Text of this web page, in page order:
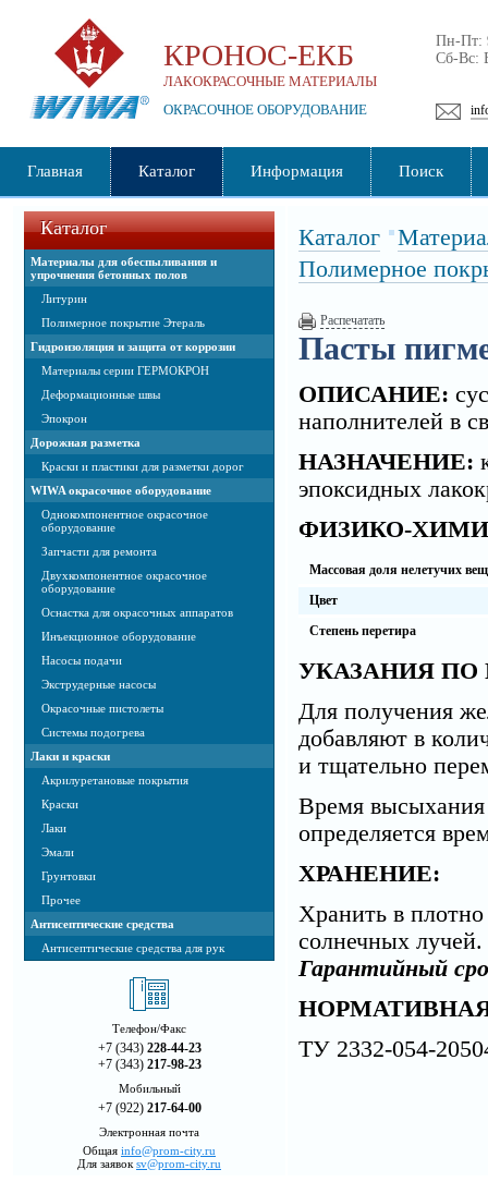
КРОНОС-ЕКБ
ЛАКОКРАСОЧНЫЕ МАТЕРИАЛЫ
ОКРАСОЧНОЕ ОБОРУДОВАНИЕ
Пн-Пт:
Сб-Вс:
Главная Каталог Информация Поиск
Каталог
Материалы для обеспыливания и
упрочнения бетонных полов
Литурин
Полимерное покрытие Этераль
Гидроизоляция и защита от коррозии
Материалы серии ГЕРМОКРОН
Деформационные швы
Эпокрон
Дорожная разметка
Краски и пластики для разметки дорог
WIWA окрасочное оборудование
Однокомпонентное окрасочное
оборудование
Запчасти для ремонта
Двухкомпонентное окрасочное
оборудование
Оснастка для окрасочных аппаратов
Инъекционное оборудование
Насосы подачи
Экструдерные насосы
Окрасочные пистолеты
Системы подогрева
Лаки и краски
Акрилуретановые покрытия
Краски
Лаки
Эмали
Грунтовки
Прочее
Антисептические средства
Антисептические средства для рук
Телефон/Факс
+7 (343) 228-44-23
+7 (343) 217-98-23
Мобильный
+7 (922) 217-64-00
Электронная почта
Общая info@prom-city.ru
Для заявок sv@prom-city.ru
Каталог
Полимерное
Распечатать
Пасты
ОПИСАНИЕ:
наполнителей в
НАЗНАЧЕНИЕ:
эпоксидных
ФИЗИКО-
Массовая доля нелетучих
Цвет
Степень перетира
УКАЗАНИЯ
Для получения
добавляют в
и тщательно
Время высыхания
определяется
ХРАНЕНИЕ:
Хранить в
солнечных лучей.
Гарантийный
ТУ 2332-054-